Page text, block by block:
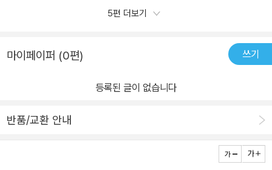
에게깊이 있는 수학의 원리 학습과 입시에서 강조되는 <수리 논술,
에서는 다양한 문제를 풀면서 수학 문제에 대한적응력을 키우며 내신
대비 및 수능대비를 할 수 있게 해줍니다.단원별로 자신의 실력을 체
수 있습니다.어려운 고등수학 공부를 스스로 공부할 수 있도록 도움
을 주는 SUB NOTE에서는각 문제에 대한 가정 적절하고 쉬운 풀이
방법을 설명해주고 있으며,알아두면 도움이 되는 추가적인 풀이 방법
역시 제시하여 혼자서도어려움 없이 학습할 수 있도록 해줍니다.이렇
게 수학 문제집이 따로 나올 정도로 고등수학에서 미적분은 어려운
때, 이런 식으로 접근해야 한다는 걸 보여줘요. ​​그리고 유제 문제를 그
느낄 수가 있는데'숨마쿰라우데 개념 기본서'는 개념에 충실한 교재이
하는데 충분하더라고요. 또, 교재 뒤편에 문제만 따로 제공하고 있어
념 중간중간에 중요한 개념들에는 '수능 고빈도 출제'라고표시가 되어
라고요. ​​​기본 예제와 유제 문제들이에요. 문제 풀이 공간이 조금 적다
어요.개념을 하나하나 잘 이해한 뒤에는 대표 유형문제를 기본예제와
어요.어떤 문제든 풀어가는 과정을 이해하고 직접 풀어가며 문제를
익혀보는 연습이 필요한것 같아요.Summa’s advice에 보충 설명을
제시해주어 실수하기 쉬운 부분과 중요한 추가 설명을읽어보며 문항
요 개념들을 중단원별로 나누어 괄호 넣기 문제나 참, 거짓 문제, 간단
해갈 수 있도록 Review Quiz에서 풀어볼 수 있어요!​공부한 개념을
계에 해당하는 내용을 한 눈에 파악할 수 있어요숨마쿰라우데 기본개
분과 연계되어 여러 가지 수학적 배경 지식도 많이 실려 있어요그래
프도 개념에 맞게 적절하게 실려 있어서 내용을 이해하는데 도움이
서 좋습니다​수열의 수렴과 발산의 학습을 들어가기 전에 수열의 정의
아이 스스로 차분히 공부할 수 있도록 쉽고 상세하게 설면되어 있는
부분이 좋습니다중요한 핵심 포인트는 번호를 달아 아래 부분에 다시
정리해 놓았어요​수능에서 자주 출제되는 내용은 수능 고빈도 출제로
5편 더보기
마이페이퍼 (0편) 쓰기
등록된 글이 없습니다
반품/교환 안내